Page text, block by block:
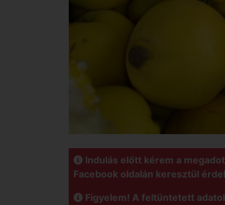
Indulás előtt kérem a
Facebook oldalán keresztül
Figyelem! A feltüntetett